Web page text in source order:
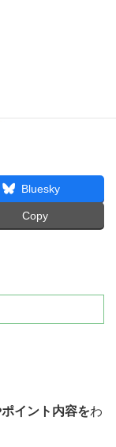
Bluesky
Copy
イント内容をわ